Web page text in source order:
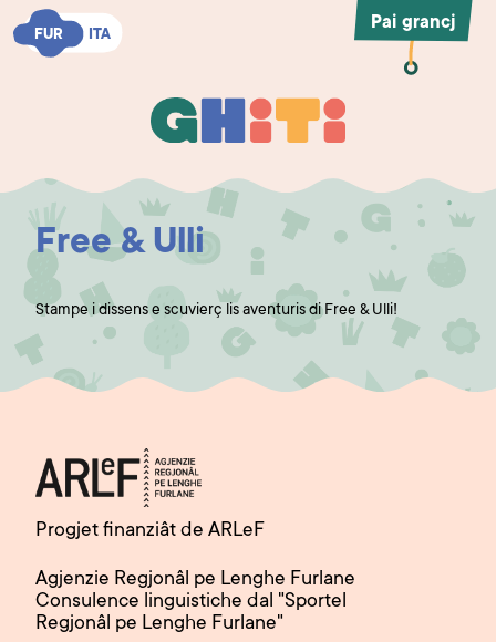
FUR ITA
FUR ITA
Ghiti
Pai grancj
Free & Ulli
Stampe i dissens e scuvierç lis aventuris di Free & Ulli!
Progjet finanziât de ARLeF
Agjenzie Regjonâl pe Lenghe Furlane
Consulence linguistiche dal "Sportel
Regjonâl pe Lenghe Furlane"